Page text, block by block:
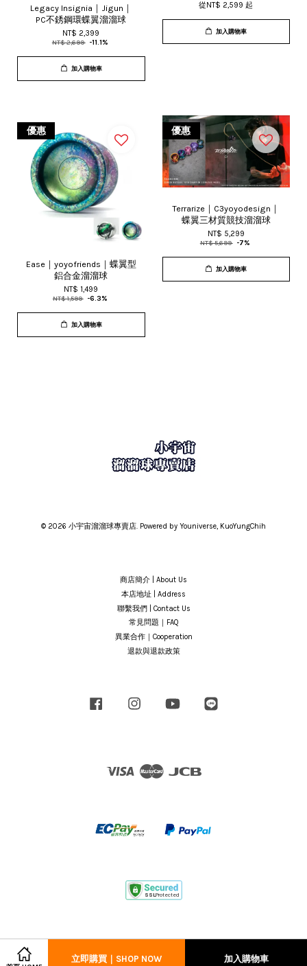
立即購買｜SHOP NOW 加入購物車
Legacy Insignia｜Jigun｜
PC不銹鋼環蝶翼溜溜球
NT$ 2,399
NT$ 2,699 -11.1%
加入購物車
從NT$ 2,599起
加入購物車
優惠
Ease｜yoyofriends｜蝶翼型
鋁合金溜溜球
NT$ 1,499
NT$ 1,599 -6.3%
加入購物車
優惠
Terrarize｜C3yoyodesign｜
蝶翼三材質競技溜溜球
NT$ 5,299
NT$ 5,699 -7%
加入購物車
© 2026 小宇宙溜溜球專賣店. Powered by Youniverse, KuoYungChih
商店簡介 | About Us
本店地址 | Address
聯繫我們 | Contact Us
常見問題｜FAQ
異業合作｜Cooperation
退款與退款政策
Facebook Instagram YouTube
Visa Master